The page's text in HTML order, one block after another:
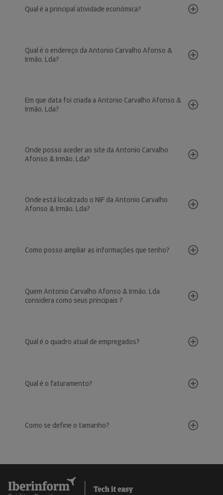
Qual é a principal atividade económica?
Qual é o endereço da Antonio Carvalho Afonso &
Irmão, Lda?
Em que data foi criada a Antonio Carvalho Afonso &
Irmão, Lda?
Onde posso aceder ao site da Antonio Carvalho
Afonso & Irmão, Lda?
Onde está localizado o NIF da Antonio Carvalho
Afonso & Irmão, Lda?
Como posso ampliar as informações que tenho?
Quem Antonio Carvalho Afonso & Irmão, Lda
considera como seus principais ?
Qual é o quadro atual de empregados?
Qual é o faturamento?
Como se define o tamanho?